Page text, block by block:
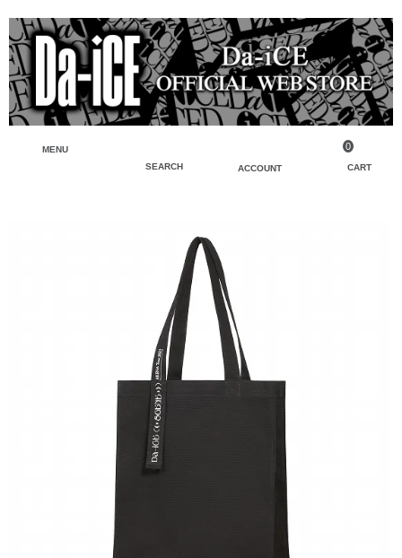
MENU
SEARCH
ACCOUNT CART
0
パーカー・スウェット・ブルゾン
キーホルダー・チャーム
アクリルスタンド・アクセサリー・帽子
缶バッジ・ステッカー
生活雑貨・菓子・ゲーム
工藤大輝グッズ
検索